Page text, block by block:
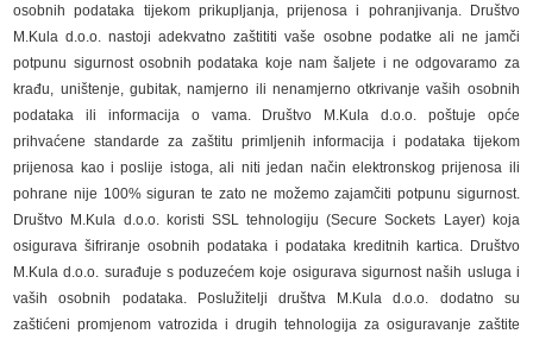
osobnih podataka tijekom prikupljanja, prijenosa i pohranjivanja. Društvo
M.Kula d.o.o. nastoji adekvatno zaštititi vaše osobne podatke ali ne jamči
potpunu sigurnost osobnih podataka koje nam šaljete i ne odgovaramo za
krađu, uništenje, gubitak, namjerno ili nenamjerno otkrivanje vaših osobnih
podataka ili informacija o vama. Društvo M.Kula d.o.o. poštuje opće
prihvaćene standarde za zaštitu primljenih informacija i podataka tijekom
prijenosa kao i poslije istoga, ali niti jedan način elektronskog prijenosa ili
pohrane nije 100% siguran te zato ne možemo zajamčiti potpunu sigurnost.
Društvo M.Kula d.o.o. koristi SSL tehnologiju (Secure Sockets Layer) koja
osigurava šifriranje osobnih podataka i podataka kreditnih kartica. Društvo
M.Kula d.o.o. surađuje s poduzećem koje osigurava sigurnost naših usluga i
vaših osobnih podataka. Poslužitelji društva M.Kula d.o.o. dodatno su
zaštićeni promjenom vatrozida i drugih tehnologija za osiguravanje zaštite